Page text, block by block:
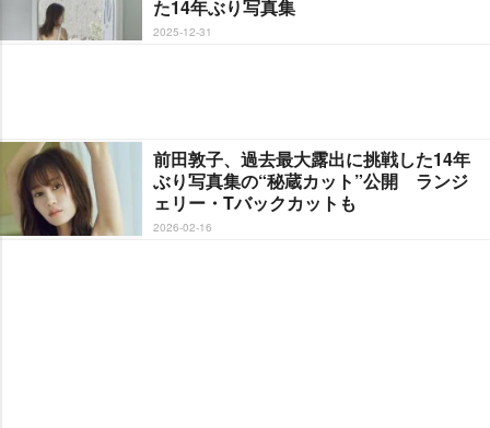
た14年ぶり写真集
2025-12-31
前田敦子、過去最大露出に挑戦した14年
ぶり写真集の“秘蔵カット”公開 ランジ
ェリー・Tバックカットも
2026-02-16